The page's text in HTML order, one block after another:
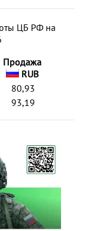
ЦБ РФ на
Продажа
RUB
80,93
93,19